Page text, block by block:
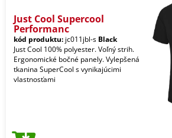
Just Cool Supercool
Performanc
kód produktu: jc011jbl-s Black
Just Cool 100% polyester. Voľný strih.
Ergonomické bočné panely. Vylepšená
tkanina SuperCool s vynikajúcimi
vlastnosťami